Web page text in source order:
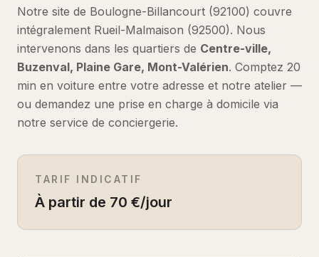
Notre site de Boulogne-Billancourt (92100) couvre
intégralement Rueil-Malmaison (92500). Nous
intervenons dans les quartiers de Centre-ville,
Buzenval, Plaine Gare, Mont-Valérien. Comptez 20
min en voiture entre votre adresse et notre atelier —
ou demandez une prise en charge à domicile via
notre service de conciergerie.
TARIF INDICATIF
À partir de 70 €/jour